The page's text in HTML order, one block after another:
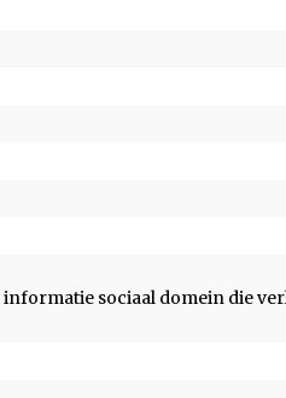
sociaal domein die